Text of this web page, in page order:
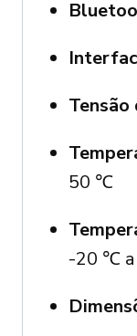
Tensão
50 ℃
-20 ℃